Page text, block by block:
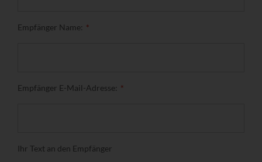
Empfänger Name:
Empfänger E-Mail-Adresse:
Ihr Text an den Empfänger